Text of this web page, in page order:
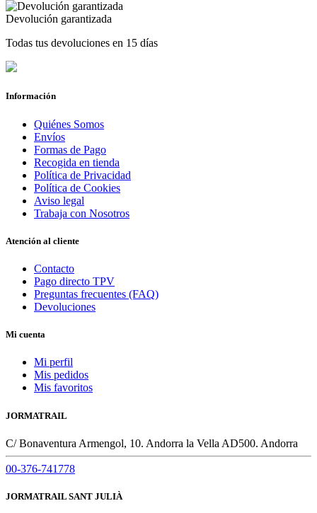
Devolución garantizada
Todas tus devoluciones en 15 días
Información
Quiénes Somos
Envíos
Formas de Pago
Recogida en tienda
Política de Privacidad
Política de Cookies
Aviso legal
Trabaja con Nosotros
Atención al cliente
Contacto
Pago directo TPV
Preguntas frecuentes (FAQ)
Devoluciones
Mi cuenta
Mi perfil
Mis pedidos
Mis favoritos
JORMATRAIL
C/ Bonaventura Armengol, 10. Andorra la Vella AD500. Andorra
00-376-741778
JORMATRAIL SANT JULIÀ